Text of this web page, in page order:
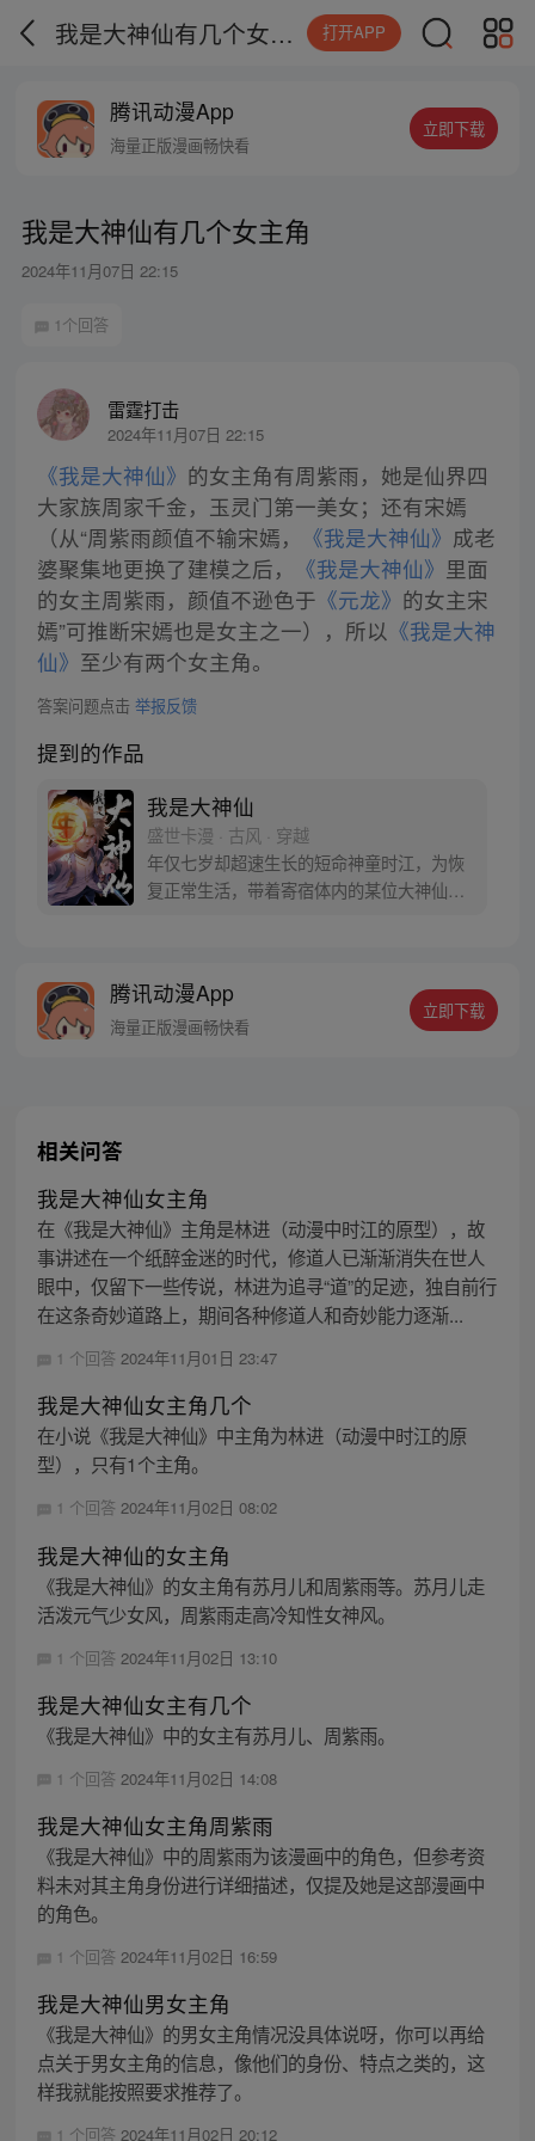
我是大神仙有几个女主角 打开APP
腾讯动漫App
海量正版漫画畅快看
立即下载
我是大神仙有几个女主角
2024年11月07日 22:15
1个回答
雷霆打击
2024年11月07日 22:15
《我是大神仙》 的女主角有周紫雨，她是仙界四
大家族周家千金，玉灵门第一美女；还有宋嫣
（从“周紫雨颜值不输宋嫣，
《我是大神仙》 成老
婆聚集地更换了建模之后，
《我是大神仙》 里面
的女主周紫雨，颜值不逊色于 《元龙》 的女主宋
嫣”可推断宋嫣也是女主之一），所以 《我是大神
仙》 至少有两个女主角。
答案问题点击 举报反馈
提到的作品
我是大神仙
盛世卡漫 · 古风 · 穿越
年仅七岁却超速生长的短命神童时江，为恢
复正常生活，带着寄宿体内的某位大神仙闯
腾讯动漫App
海量正版漫画畅快看
立即下载
相关问答
我是大神仙女主角
在《我是大神仙》主角是林进（动漫中时江的原型），故
事讲述在一个纸醉金迷的时代，修道人已渐渐消失在世人
眼中，仅留下一些传说，林进为追寻“道”的足迹，独自前行
在这条奇妙道路上，期间各种修道人和奇妙能力逐渐...
1 个回答 2024年11月01日 23:47
我是大神仙女主角几个
在小说《我是大神仙》中主角为林进（动漫中时江的原
型），只有1个主角。
1 个回答 2024年11月02日 08:02
我是大神仙的女主角
《我是大神仙》的女主角有苏月儿和周紫雨等。苏月儿走
活泼元气少女风，周紫雨走高冷知性女神风。
1 个回答 2024年11月02日 13:10
我是大神仙女主有几个
《我是大神仙》中的女主有苏月儿、周紫雨。
1 个回答 2024年11月02日 14:08
我是大神仙女主角周紫雨
《我是大神仙》中的周紫雨为该漫画中的角色，但参考资
料未对其主角身份进行详细描述，仅提及她是这部漫画中
的角色。
1 个回答 2024年11月02日 16:59
我是大神仙男女主角
《我是大神仙》的男女主角情况没具体说呀，你可以再给
点关于男女主角的信息，像他们的身份、特点之类的，这
样我就能按照要求推荐了。
1 个回答 2024年11月02日 20:12